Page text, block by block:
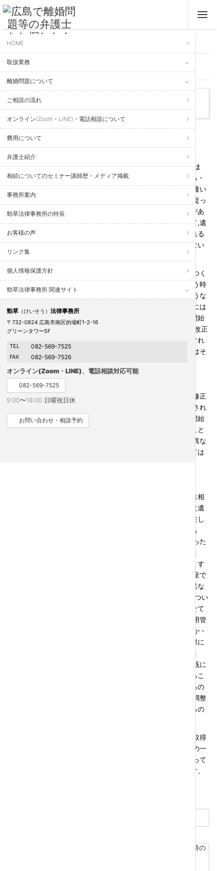
Kei Sow Law Firm
ホーム
法律のいろは
相続における財産の基準時とは？
相続というと,相続の対象となる方（親等,被相続人と呼ばれま
す）が亡くなった時点（相続開始時点）にあった財産を分ける・
税金もここでかかるという印象がありますが,実際には微妙な違い
が生じる部分が存在します。まず,遺言がある場合には遺言に従っ
て相続開始時点にある財産が配分される（遺留分侵害額請求があ
る場合には期間内に別途行使）ことになります。これに対して,遺
言がないあるいは全てを定めていないために遺産分割がなされる
場合には相続開始時に存在した財産が必ずしも対象にはならない
点に注意が必要です。
あくまでも,遺産分割で分割対象となるのは遺産分割の話がつく
時点までに存在する遺産であって,その評価額も遺産分割を行う時
点になります。それでは,相続開始前に使い込まれた財産はどうな
るのかと言えば,使い込みに対する賠償請求などができる場合には
相続分に応じた請求を各相続人が行うことになります。相続開始
後であって遺産分割を行うまでの時点のものは,平成30年の法改正
によって使い込むなどした相続人以外の相続人が全員同意をすれ
ば,例外的に遺産分割の対象となり使い込まれるなどした財産はそ
そして,面倒なのは遺産分割を行う際には法定相続分からの修正
などを考慮して実際に配分する割合を決めますが,そこで考慮され
る財産の評価額は相続開始時点での評価額になります。相続開始
後すぐに遺産分割を行う場合にはこの評価額が大きく異なること
は考えにくいですが,時間が経過し価格変動が大きければ話が異な
ります。実際の遺産分割の場面での取り分を決めるにあたっては
こうした財産を分割清算するうえでの基準時点と異なるのは相
続税についての基準時点です。相続税は課税対象となる財産（遺
産とは異なる部分が存在します）で多くは相続開始時点に存在し
たものが対象となります。ここで問題となるのは「存在したも
の」の範囲で,名義は別の方の財産であっても実際には亡くなった
方の財産と評価できるものは「存在した」ものとして扱われま
す。このことは遺産分割の話にも影響を及ぼす可能性はあります
が,遺産に属するのかという話と贈与などによって取得した財産で
調整を行う対象になるのかという話等問題はケースによって異な
ります。ただ,特に夫婦間では裁判例の傾向として,名義財産につい
て名義や管理運用を誰が行ったかは必ずしも重視されず（任せて
の運用などがありうるため）,誰が原資を出しているのか・運用管
理をした収益を誰が取得しているのか,さらには使っているのか・
管理運用などの経緯等が考慮されると判断されています（実際に
どうかは個別ケースごとに当てはめて考えていくことになりま
す）。管理運用収益を自ら使っていれば,他の事情によっては既に
贈与がされているため相続時には存在しない財産として考えるこ
とになります。この場合には税務的には贈与税の話が出てくるの
かどうかという話になり,遺産分割の話が出てくるのであれば調整
対象になるのかどうか（仮になるとしてその対象から外されるの
ちなみに,相続税の課税申告書の記載内容（誰がどの財産を取得
したのか）は,そうした遺産分割の合意をしたことを示す資料の一
つにはなりますが,合意書そのものではないのでこのことをもって
当然に合意が成立したとまでは言えない点には注意が必要です。
HOME
取扱業務
離婚問題について
ご相談の流れ
オンライン(Zoom・LINE)・電話相談について
費用について
弁護士紹介
相続についてのセミナー講師歴・メディア掲載
事務所案内
勁草法律事務所の特長
お客様の声
リンク集
個人情報保護方針
勁草法律事務所 関連サイト
勁草 （けいそう） 法律事務所
〒732-0824 広島市南区的場町1-2-16
グリーンタワー5F
TEL 082-569-7525
FAX 082-569-7526
オンライン(Zoom・LINE)、電話相談対応可能
082-569-7525
9:00〜18:00 日曜祝日休
お問い合わせ・相談予約